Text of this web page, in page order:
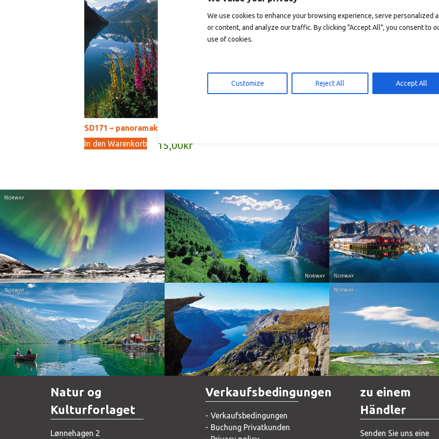
We use cookies to enhance your browsing experience, serve personalized
or content, and analyze our traffic. By clicking "Accept All", you consent to
use of cookies.
Customize Reject All Accept All
SD171 – panoramakort
15,00kr
In den Warenkorb
15,00kr
In den Warenkorb 15,00
In den Warenkorb
Norway Norway
Reine - Lofoten, Nord
Norway.
Norway Norway Norway
Natur og
Kulturforlaget
Lønnehagen 2
Verkaufsbedingungen
Verkaufsbedingungen
Buchung Privatkunden
zu einem
Händler
Senden Sie uns eine